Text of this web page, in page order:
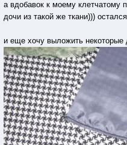
а вдобавок к моему клетчатому
дочи из такой же ткани)))
и еще хочу выложить некоторые